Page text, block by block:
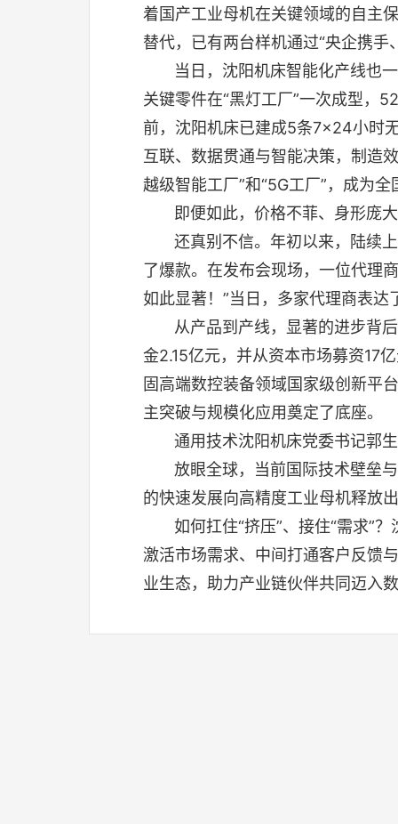
着国产工业母机在关键领域的自主
替代，已有两台样机通过“央企携手
当日，沈阳机床智能化产线也一
关键零件在“黑灯工厂”一次成型，
前，沈阳机床已建成5条7×24小时
互联、数据贯通与智能决策，制造
越级智能工厂”和“5G工厂”，成为
即便如此，价格不菲、身形庞大
还真别不信。年初以来，陆续上
了爆款。在发布会现场，一位代理
如此显著！”当日，多家代理商表达
从产品到产线，显著的进步背后
金2.15亿元，并从资本市场募资17
固高端数控装备领域国家级创新平
主突破与规模化应用奠定了底座。
通用技术沈阳机床党委书记郭生
放眼全球，当前国际技术壁垒与
的快速发展向高精度工业母机释放
如何扛住“挤压”、接住“需求”？
激活市场需求、中间打通客户反馈
业生态，助力产业链伙伴共同迈入